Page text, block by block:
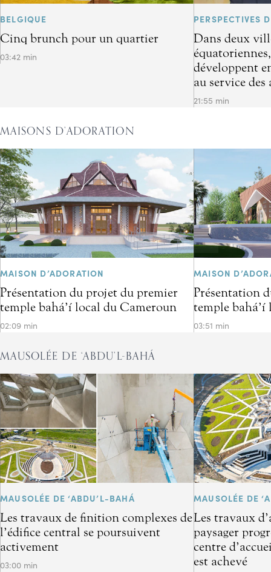
BELGIQUE
Cinq brunch pour un quartier
03:42 min
PERSPECTIVES
Dans deux
développent
au service des
21:55 min
MAISONS D’ADORATION
MAISON D’ADORATION
Présentation du projet du premier
temple bahá’í local du Cameroun
02:09 min
MAISON
Présentation
temple
03:51 min
MAUSOLÉE DE ‘ABDU’L-BAHÁ
MAUSOLÉE DE ‘ABDU’L-BAHÁ
Les travaux de finition complexes de
l’édifice central se poursuivent
activement
03:00 min
MAUSOLÉE DE
Les travaux
paysager
centre
est achevé